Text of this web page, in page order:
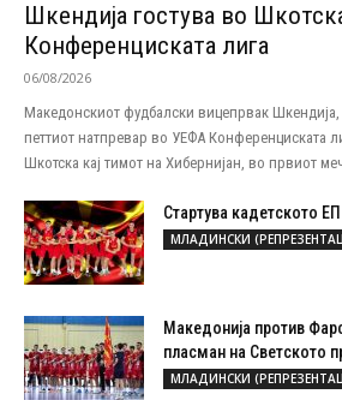
Шкендија гостува во
Конференциската лига
06/08/2026
Македонскиот фудбалски вицепрвак Шкендија,
петтиот натпревар во УЕФА Конференциската
Шкотска кај тимот на Хибернијан, во првиот
Стартува кадетското ЕП
МЛАДИНСКИ
Македонија против
пласман на Светското
МЛАДИНСКИ